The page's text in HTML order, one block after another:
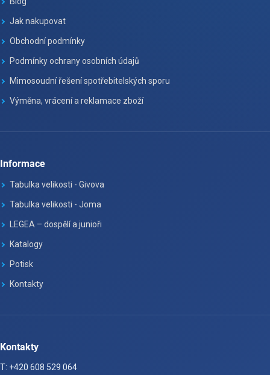
Jak nakupovat
Obchodní podmínky
Podmínky ochrany osobních údajů
Mimosoudní řešení spotřebitelských sporu
Výměna, vrácení a reklamace zboží
Informace
Tabulka velikosti - Givova
Tabulka velikosti - Joma
LEGEA – dospělí a junioři
Katalogy
Potisk
Kontakty
Kontakty
T: +420 608 529 064